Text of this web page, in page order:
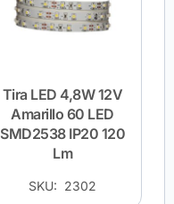
Tira LED 4,8W 12V
Amarillo 60 LED
SMD2538 IP20 120
Lm
SKU: 2302